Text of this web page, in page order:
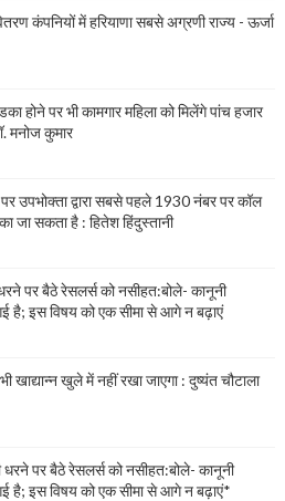
कंपनियों में हरियाणा सबसे अग्रणी राज्य - ऊर्जा
होने पर भी कामगार महिला को मिलेंगे पांच हजार
मनोज कुमार
उपभोक्ता द्वारा सबसे पहले 1930 नंबर पर कॉल
जा सकता है : हितेश हिंदुस्तानी
पर बैठे रेसलर्स को नसीहत:बोले- कानूनी
है; इस विषय को एक सीमा से आगे न बढ़ाएं
खाद्यान्न खुले में नहीं रखा जाएगा : दुष्यंत चौटाला
धरने पर बैठे रेसलर्स को नसीहत:बोले- कानूनी
है; इस विषय को एक सीमा से आगे न बढ़ाएं*